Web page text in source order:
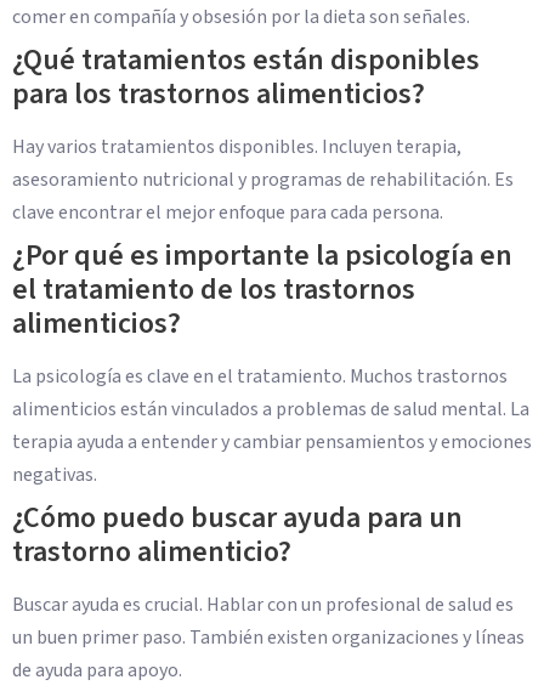
comer en compañía y obsesión por la dieta son señales.
¿Qué tratamientos están disponibles
para los trastornos alimenticios?
Hay varios tratamientos disponibles. Incluyen terapia,
asesoramiento nutricional y programas de rehabilitación. Es
clave encontrar el mejor enfoque para cada persona.
¿Por qué es importante la psicología en
el tratamiento de los trastornos
alimenticios?
La psicología es clave en el tratamiento. Muchos trastornos
alimenticios están vinculados a problemas de salud mental. La
terapia ayuda a entender y cambiar pensamientos y emociones
negativas.
¿Cómo puedo buscar ayuda para un
trastorno alimenticio?
Buscar ayuda es crucial. Hablar con un profesional de salud es
un buen primer paso. También existen organizaciones y líneas
de ayuda para apoyo.